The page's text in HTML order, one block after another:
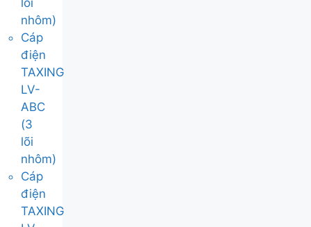
lõi
nhôm)
Cáp
điện
TAXING
LV-
ABC
(3
lõi
nhôm)
Cáp
điện
TAXING